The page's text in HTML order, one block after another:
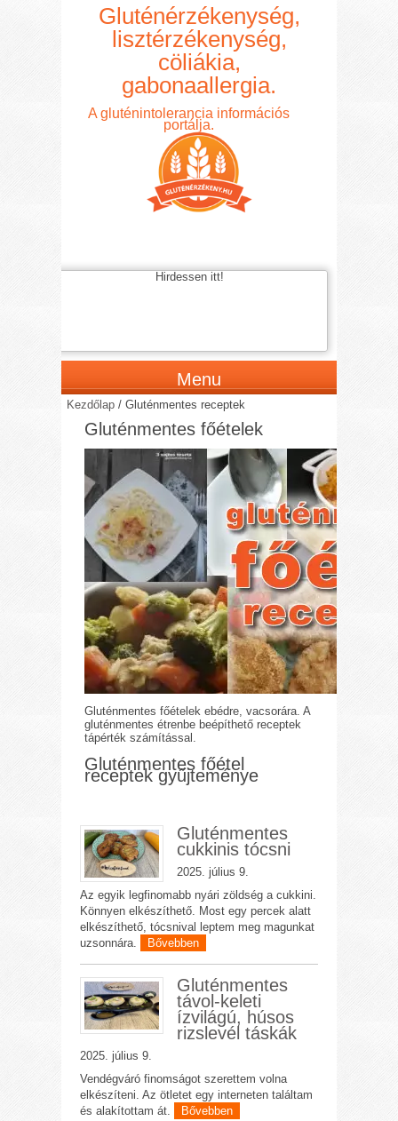
Gluténérzékenység,
lisztérzékenység,
cöliákia,
gabonaallergia.
A gluténintolerancia információs
portálja.
Hirdessen itt!
Menu
Kezdőlap /Gluténmentes receptek
Gluténmentes főételek
Gluténmentes főételek ebédre, vacsorára. A
gluténmentes étrenbe beépíthető receptek
tápérték számítással.
Gluténmentes főétel
receptek gyűjteménye
Gluténmentes
cukkinis tócsni
2025. július 9.
Az egyik legfinomabb nyári zöldség a cukkini.
Könnyen elkészíthető. Most egy percek alatt
elkészíthető, tócsnival leptem meg magunkat
uzsonnára.
Bővebben
Gluténmentes
távol-keleti
ízvilágú, húsos
rizslevél táskák
2025. július 9.
Vendégváró finomságot szerettem volna
elkészíteni. Az ötletet egy interneten találtam
és alakítottam át.
Bővebben